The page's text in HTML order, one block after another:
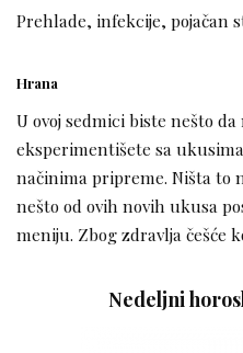
Prehlade, infekcije, pojačan
Hrana
U ovoj sedmici biste nešto
eksperimentišete sa
načinima pripreme. Ništa to
nešto od ovih novih ukusa
meniju. Zbog zdravlja češće
Nedeljni